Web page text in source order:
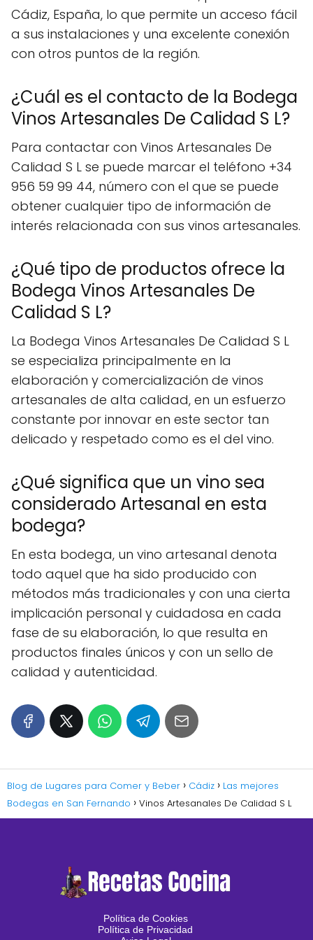
Cádiz, España, lo que permite un acceso fácil
a sus instalaciones y una excelente conexión
con otros puntos de la región.
¿Cuál es el contacto de la Bodega
Vinos Artesanales De Calidad S L?
Para contactar con Vinos Artesanales De
Calidad S L se puede marcar el teléfono +34
956 59 99 44, número con el que se puede
obtener cualquier tipo de información de
interés relacionada con sus vinos artesanales.
¿Qué tipo de productos ofrece la
Bodega Vinos Artesanales De
Calidad S L?
La Bodega Vinos Artesanales De Calidad S L
se especializa principalmente en la
elaboración y comercialización de vinos
artesanales de alta calidad, en un esfuerzo
constante por innovar en este sector tan
delicado y respetado como es el del vino.
¿Qué significa que un vino sea
considerado Artesanal en esta
bodega?
En esta bodega, un vino artesanal denota
todo aquel que ha sido producido con
métodos más tradicionales y con una cierta
implicación personal y cuidadosa en cada
fase de su elaboración, lo que resulta en
productos finales únicos y con un sello de
calidad y autenticidad.
Blog de Lugares para Comer y Beber Cádiz
Las mejores
Bodegas en San Fernando
Vinos Artesanales De Calidad S L
Política de Cookies
Política de Privacidad